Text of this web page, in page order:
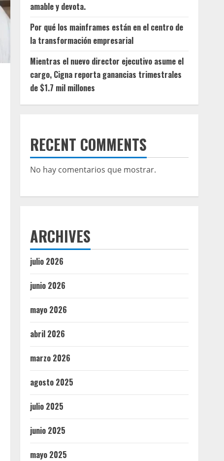
amable y devota.
Por qué los mainframes están en el centro de
la transformación empresarial
Mientras el nuevo director ejecutivo asume el
cargo, Cigna reporta ganancias trimestrales
de $1.7 mil millones
RECENT COMMENTS
No hay comentarios que mostrar.
ARCHIVES
julio 2026
junio 2026
mayo 2026
abril 2026
marzo 2026
agosto 2025
julio 2025
junio 2025
mayo 2025